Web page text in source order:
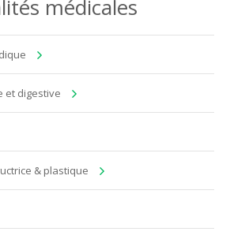
médicales
et digestive
& plastique